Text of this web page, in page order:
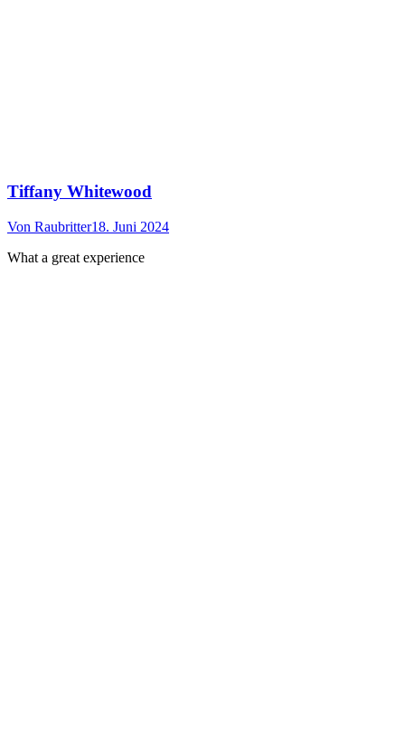
Tiffany Whitewood
Von Raubritter18. Juni 2024
What a great experience